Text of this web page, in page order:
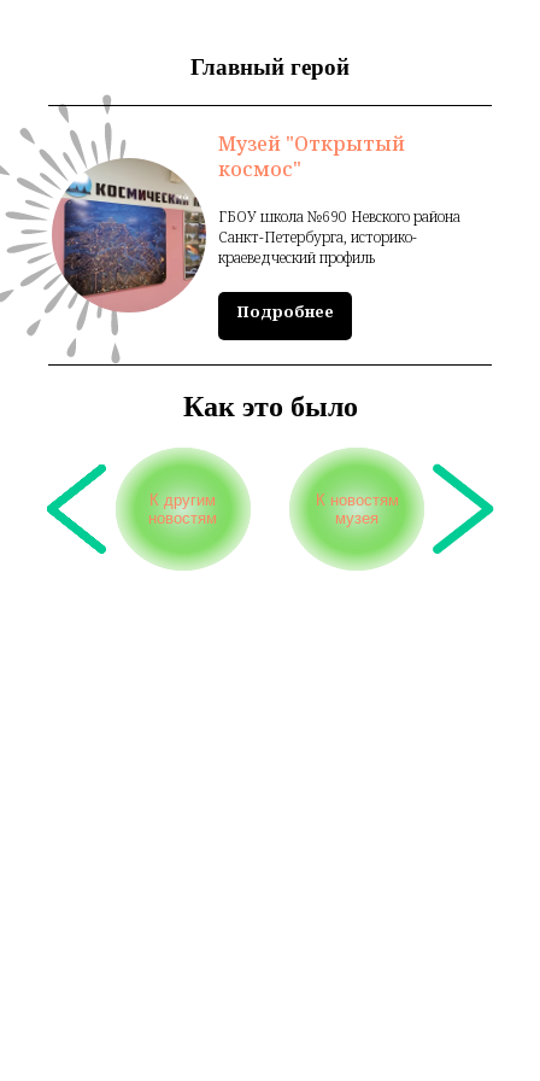
Главный герой
Музей "Открытый
космос"
ГБОУ школа №690 Невского района
Санкт-Петербурга, историко-
краеведческий профиль
Подробнее
Как это было
К другим
новостям
К новостям
музея